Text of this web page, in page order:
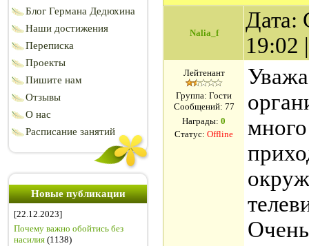
Блог Германа Дедюхина
Наши достижения
Переписка
Проекты
Пишите нам
Отзывы
О нас
Расписание занятий
Новые публикации
[22.12.2023]
Почему важно обойтись без
насилия (1138)
Nalia_f
Дата:
19:02
Лейтенант
Группа: Гости
Сообщений: 77
Награды: 0
Статус: Offline